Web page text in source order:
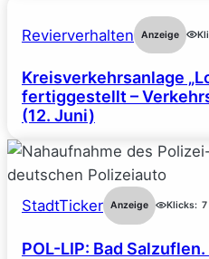
Revierverhalten Anzeige
Kreisverkehrsanlage
fertiggestellt –
(12. Juni)
StadtTicker Anzeige Klicks: 7
POL-LIP: Bad